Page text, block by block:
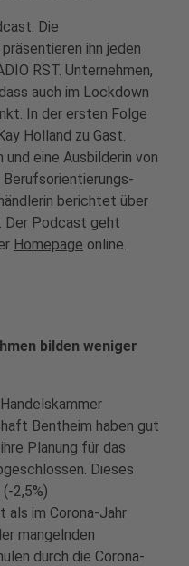
Die
ihn jeden
RST. Unternehmen,
auch im Lockdown
In der ersten Folge
Holland zu Gast.
eine Ausbilderin von
berichtet über
Der Podcast geht
Homepage online.
bilden weniger
Bentheim haben gut
Planung für das
Dieses
2,5%)
als im Corona-Jahr
mangelnden
durch die Corona-